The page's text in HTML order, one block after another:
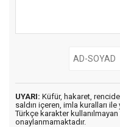
UYARI: Küfür, hakaret,
saldırı içeren, imla kuralları ile
Türkçe karakter
onaylanmamaktadır.